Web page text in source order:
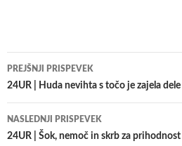
Krmarjenje
po
prispevkih
PREJŠNJI PRISPEVEK
24UR | Huda nevihta s točo je zajela
NASLEDNJI PRISPEVEK
24UR | Šok, nemoč in skrb za